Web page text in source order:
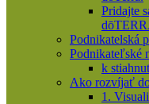
Pridajte
Podnikatelská
Podnikateľské
k
Ako rozvíjať
1.